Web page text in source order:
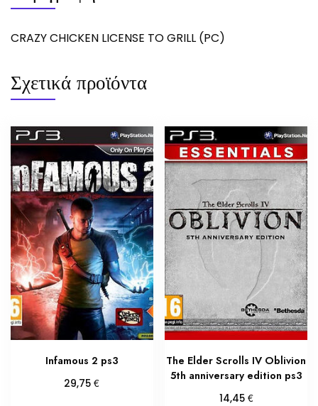
CRAZY CHICKEN LICENSE TO GRILL (PC)
Σχετικά προϊόντα
Infamous 2 ps3
29,75€
The Elder Scrolls IV Oblivion
5th anniversary edition ps3
14,45 €